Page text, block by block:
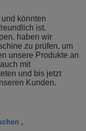
könnten
ist.
haben wir
zu prüfen, um
unsere Produkte an
mit
und bis jetzt
Kunden.
,